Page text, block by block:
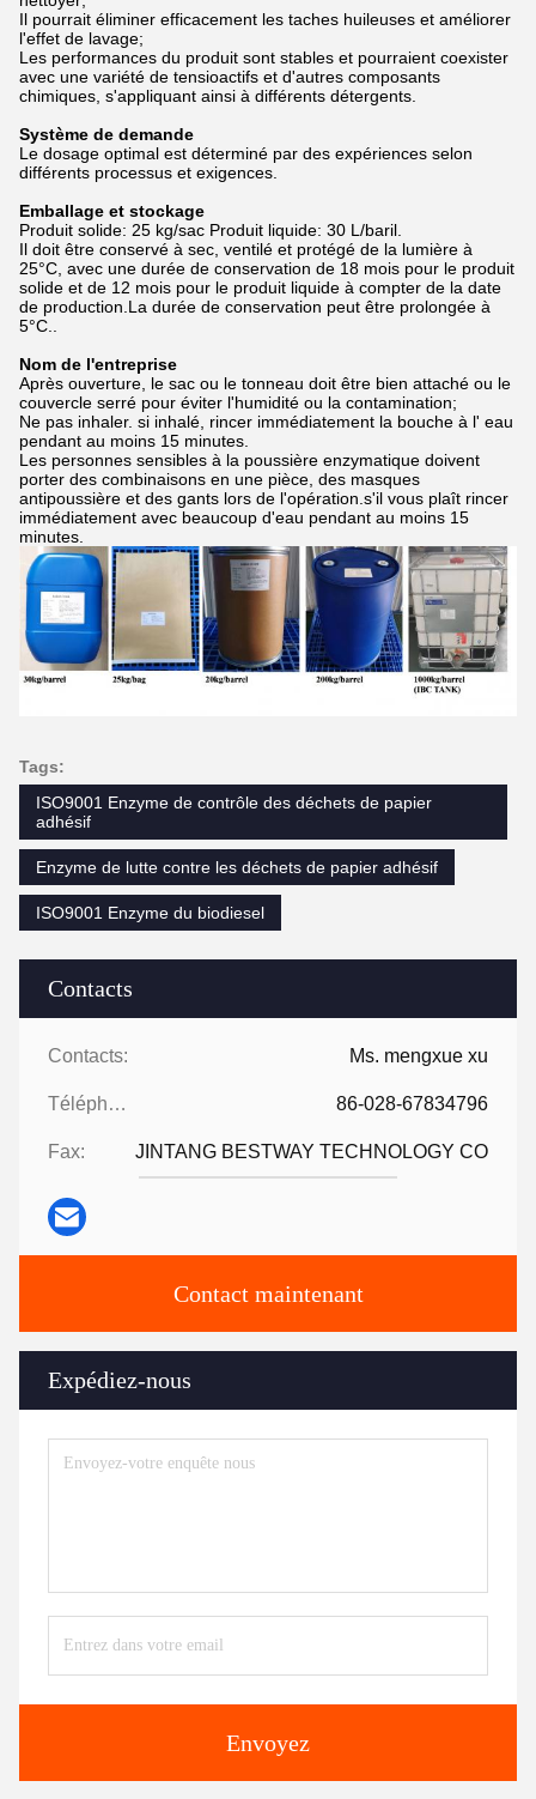
Contacts
Contacts: Ms. mengxue xu
Téléphone: 86-028-67834796
Fax: JINTANG BESTWAY TECHNOLOGY CO
Contact maintenant
Expédiez-nous
Envoyez
Il pourrait éliminer efficacement les taches huileuses et améliorer
l'effet de lavage;
Les performances du produit sont stables et pourraient coexister
avec une variété de tensioactifs et d'autres composants
chimiques, s'appliquant ainsi à différents détergents.
Système de demande
Le dosage optimal est déterminé par des expériences selon
différents processus et exigences.
Emballage et stockage
Produit solide: 25 kg/sac Produit liquide: 30 L/baril.
Il doit être conservé à sec, ventilé et protégé de la lumière à
25°C, avec une durée de conservation de 18 mois pour le produit
solide et de 12 mois pour le produit liquide à compter de la date
de production.La durée de conservation peut être prolongée à
5°C..
Nom de l'entreprise
Après ouverture, le sac ou le tonneau doit être bien attaché ou le
couvercle serré pour éviter l'humidité ou la contamination;
Ne pas inhaler. si inhalé, rincer immédiatement la bouche à l' eau
pendant au moins 15 minutes.
Les personnes sensibles à la poussière enzymatique doivent
porter des combinaisons en une pièce, des masques
antipoussière et des gants lors de l'opération.s'il vous plaît rincer
immédiatement avec beaucoup d'eau pendant au moins 15
minutes.
Tags:
ISO9001 Enzyme de contrôle des déchets de papier
adhésif
Enzyme de lutte contre les déchets de papier adhésif
ISO9001 Enzyme du biodiesel